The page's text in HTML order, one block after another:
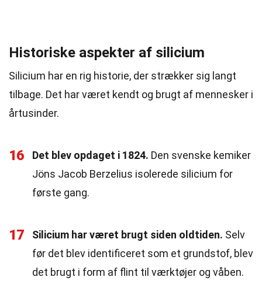
Historiske aspekter af silicium
Silicium har en rig historie, der strækker sig langt
tilbage. Det har været kendt og brugt af mennesker i
årtusinder.
16 Det blev opdaget i 1824. Den svenske kemiker
Jöns Jacob Berzelius isolerede silicium for
første gang.
17 Silicium har været brugt siden oldtiden. Selv
før det blev identificeret som et grundstof, blev
det brugt i form af flint til værktøjer og våben.